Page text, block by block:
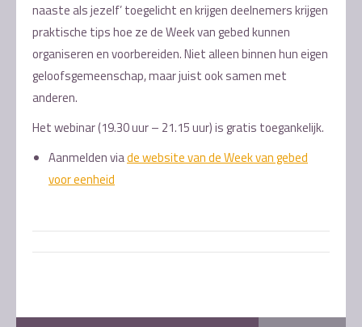
naaste als jezelf’ toegelicht en krijgen deelnemers krijgen
praktische tips hoe ze de Week van gebed kunnen
organiseren en voorbereiden. Niet alleen binnen hun eigen
geloofsgemeenschap, maar juist ook samen met
anderen.
Het webinar (19.30 uur – 21.15 uur) is gratis toegankelijk.
Aanmelden viade website van de Week van gebed
voor eenheid
Post